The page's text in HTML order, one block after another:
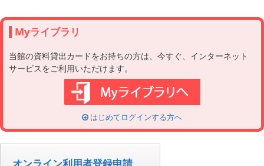
Myライブラリ
当館の資料貸出カードをお持ちの方は、今すぐ、インターネット
サービスをご利用いただけます。
はじめてログインする方へ